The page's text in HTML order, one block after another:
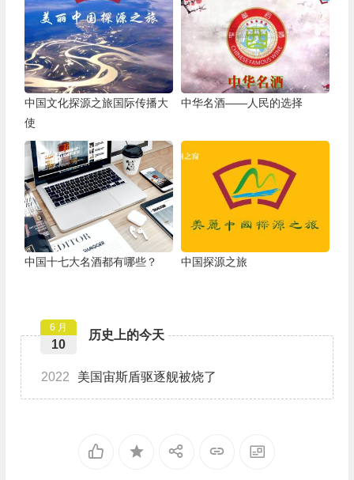
中国文化探源之旅国际传播大
使
中华名酒——人民的选择
中国十七大名酒都有哪些？ 中国探源之旅
历史上的今天
6 月
10
2022 美国宙斯盾驱逐舰被烧了